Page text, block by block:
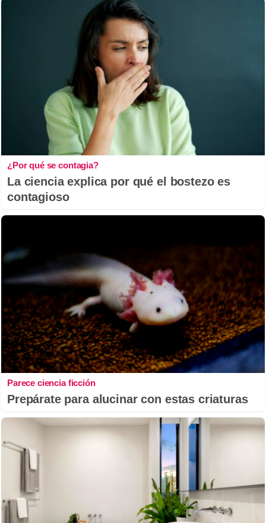
¿Por qué se contagia?
La ciencia explica por qué el bostezo es
contagioso
Parece ciencia ficción
Prepárate para alucinar con estas criaturas